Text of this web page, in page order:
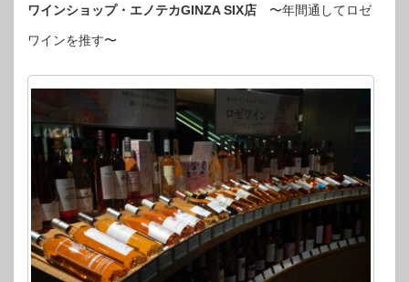
ワインショップ・エノテカGINZA SIX店 〜年間通してロゼ
ワインを推す〜